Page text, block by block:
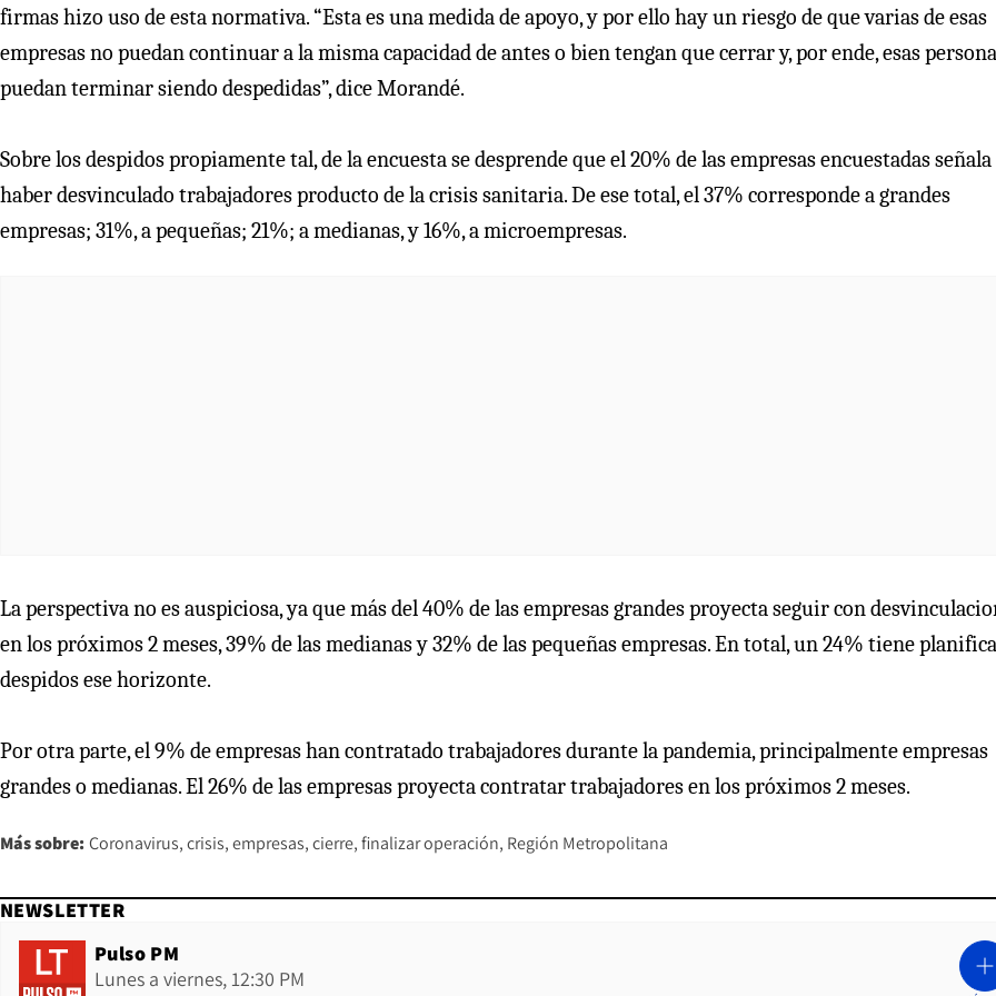
firmas hizo uso de esta normativa. “Esta es una medida de apoyo, y por ello hay un riesgo de que varias de esas
empresas no puedan continuar a la misma capacidad de antes o bien tengan que cerrar y, por ende, esas
puedan terminar siendo despedidas”, dice Morandé.
Sobre los despidos propiamente tal, de la encuesta se desprende que el 20% de las empresas encuestadas señala
haber desvinculado trabajadores producto de la crisis sanitaria. De ese total, el 37% corresponde a grandes
empresas; 31%, a pequeñas; 21%; a medianas, y 16%, a microempresas.
La perspectiva no es auspiciosa, ya que más del 40% de las empresas grandes proyecta seguir con
en los próximos 2 meses, 39% de las medianas y 32% de las pequeñas empresas. En total, un 24% tiene
despidos ese horizonte.
Por otra parte, el 9% de empresas han contratado trabajadores durante la pandemia, principalmente empresas
grandes o medianas. El 26% de las empresas proyecta contratar trabajadores en los próximos 2 meses.
Más sobre: Coronavirus crisis empresas cierre finalizar operación Región Metropolitana
NEWSLETTER
Pulso PM
Lunes a viernes, 12:30 PM